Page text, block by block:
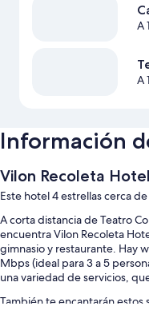
A
A
Información
Vilon Recoleta Hotel
Este hotel 4 estrellas cerca
A corta distancia de Teatro
encuentra Vilon Recoleta
gimnasio y restaurante. Hay
Mbps (ideal para 3 a 5
una variedad de servicios,
También te encantarán estos